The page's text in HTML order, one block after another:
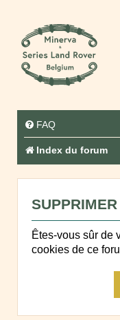
FAQ
Index du forum
Êtes-vous sûr de
cookies de ce